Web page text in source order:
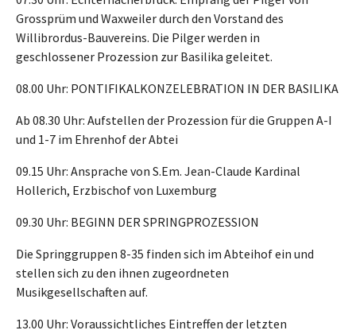
Grossprüm und Waxweiler durch den Vorstand des
Willibrordus-Bauvereins. Die Pilger werden in
geschlossener Prozession zur Basilika geleitet.
08.00 Uhr: PONTIFIKALKONZELEBRATION IN DER BASILIKA
Ab 08.30 Uhr: Aufstellen der Prozession für die Gruppen A-I
und 1-7 im Ehrenhof der Abtei
09.15 Uhr: Ansprache von S.Em. Jean-Claude Kardinal
Hollerich, Erzbischof von Luxemburg
09.30 Uhr: BEGINN DER SPRINGPROZESSION
Die Springgruppen 8-35 finden sich im Abteihof ein und
stellen sich zu den ihnen zugeordneten
Musikgesellschaften auf.
13.00 Uhr: Voraussichtliches Eintreffen der letzten